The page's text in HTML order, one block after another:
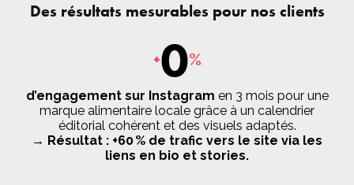
Des résultats mesurables pour nos clients
+0%
d’engagement sur Instagram en 3 mois pour une
marque alimentaire locale grâce à un calendrier
éditorial cohérent et des visuels adaptés.
→ Résultat : +60 % de trafic vers le site via les
liens en bio et stories.